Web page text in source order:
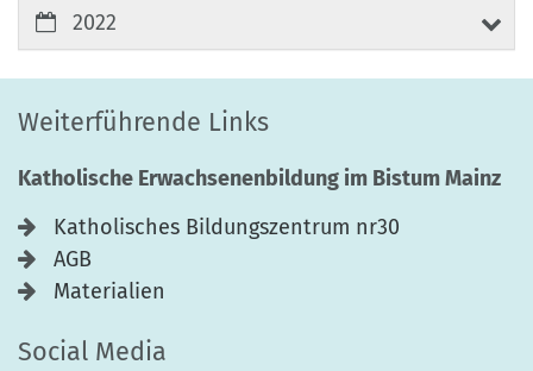
2022
Weiterführende Links
Katholische Erwachsenenbildung im Bistum Mainz
Katholisches Bildungszentrum nr30
AGB
Materialien
Social Media